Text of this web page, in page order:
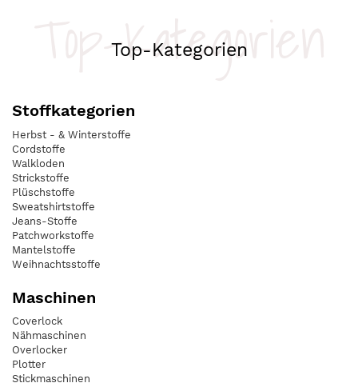
Top-Kategorien
Top-Kategorien
Stoffkategorien
Herbst - & Winterstoffe
Cordstoffe
Walkloden
Strickstoffe
Plüschstoffe
Sweatshirtstoffe
Jeans-Stoffe
Patchworkstoffe
Mantelstoffe
Weihnachtsstoffe
Maschinen
Coverlock
Nähmaschinen
Overlocker
Plotter
Stickmaschinen